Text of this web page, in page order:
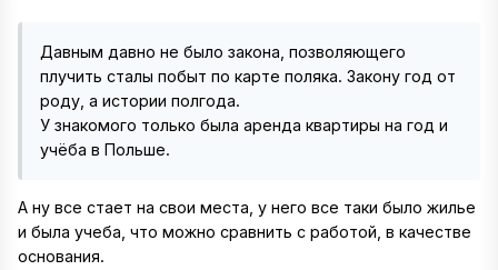
Давным давно не было закона, позволяющего
плучить сталы побыт по карте поляка. Закону год от
роду, а истории полгода.
У знакомого только была аренда квартиры на год и
учёба в Польше.
А ну все стает на свои места, у него все таки было жилье
и была учеба, что можно сравнить с работой, в качестве
основания.